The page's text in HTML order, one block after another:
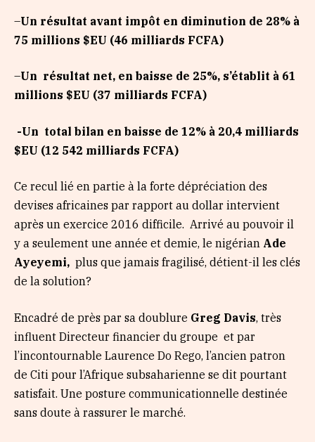
–Un résultat avant impôt en diminution de 28% à
75 millions $EU (46 milliards FCFA)
–Un résultat net, en baisse de 25%, s’établit à 61
millions $EU (37 milliards FCFA)
-Un total bilan en baisse de 12% à 20,4 milliards
$EU (12 542 milliards FCFA)
Ce recul lié en partie à la forte dépréciation des
devises africaines par rapport au dollar intervient
après un exercice 2016 difficile. Arrivé au pouvoir il
y a seulement une année et demie, le nigérian Ade
Ayeyemi, plus que jamais fragilisé, détient-il les clés
de la solution?
Encadré de près par sa doublure Greg Davis, très
influent Directeur financier du groupe et par
l’incontournable Laurence Do Rego, l’ancien patron
de Citi pour l’Afrique subsaharienne se dit pourtant
satisfait. Une posture communicationnelle destinée
sans doute à rassurer le marché.